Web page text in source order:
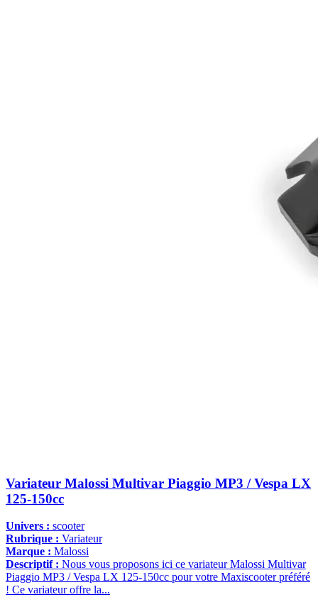
Variateur Malossi Multivar Piaggio MP3 / Vespa LX
125-150cc
Univers : scooter
Rubrique : Variateur
Marque : Malossi
Descriptif : Nous vous proposons ici ce variateur Malossi Multivar
Piaggio MP3 / Vespa LX 125-150cc pour votre Maxiscooter préféré
! Ce variateur offre la...